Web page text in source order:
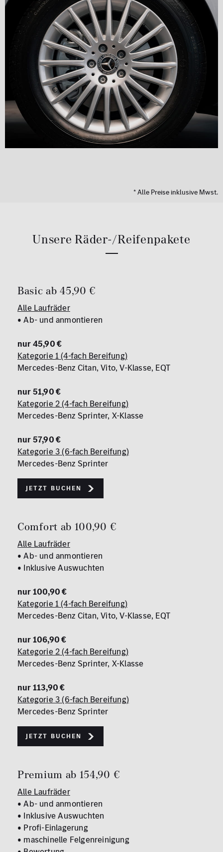
* Alle Preise inklusive Mwst.
Unsere Räder-/Reifenpakete
Basic ab 45,90 €
Alle Laufräder
• Ab- und anmontieren
nur 45,90 €
Kategorie 1 (4-fach Bereifung)
Mercedes-Benz Citan, Vito, V-Klasse, EQT
nur 51,90 €
Kategorie 2 (4-fach Bereifung)
Mercedes-Benz Sprinter, X-Klasse
nur 57,90 €
Kategorie 3 (6-fach Bereifung)
Mercedes-Benz Sprinter
Jetzt buchen
Comfort ab 100,90 €
Alle Laufräder
• Ab- und anmontieren
• Inklusive Auswuchten
nur 100,90 €
Kategorie 1 (4-fach Bereifung)
Mercedes-Benz Citan, Vito, V-Klasse, EQT
nur 106,90 €
Kategorie 2 (4-fach Bereifung)
Mercedes-Benz Sprinter, X-Klasse
nur 113,90 €
Kategorie 3 (6-fach Bereifung)
Mercedes-Benz Sprinter
Jetzt buchen
Premium ab 154,90 €
Alle Laufräder
• Ab- und anmontieren
• Inklusive Auswuchten
• Profi-Einlagerung
• maschinelle Felgenreinigung